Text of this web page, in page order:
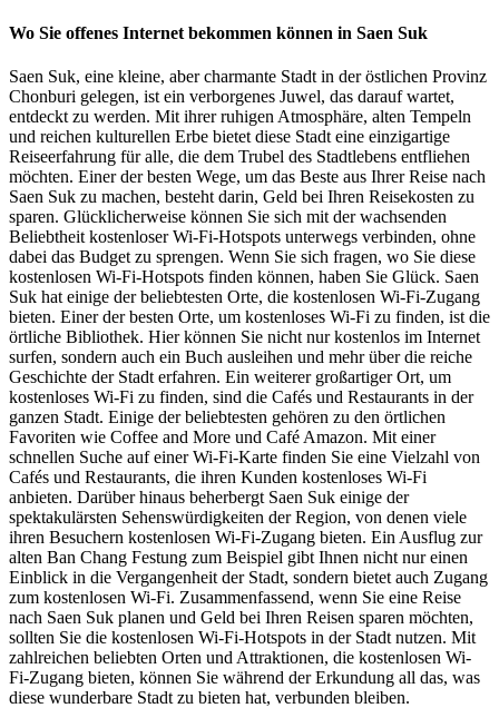
Wo Sie offenes Internet bekommen können in Saen Suk
Saen Suk, eine kleine, aber charmante Stadt in der östlichen Provinz
Chonburi gelegen, ist ein verborgenes Juwel, das darauf wartet,
entdeckt zu werden. Mit ihrer ruhigen Atmosphäre, alten Tempeln
und reichen kulturellen Erbe bietet diese Stadt eine einzigartige
Reiseerfahrung für alle, die dem Trubel des Stadtlebens entfliehen
möchten. Einer der besten Wege, um das Beste aus Ihrer Reise nach
Saen Suk zu machen, besteht darin, Geld bei Ihren Reisekosten zu
sparen. Glücklicherweise können Sie sich mit der wachsenden
Beliebtheit kostenloser Wi-Fi-Hotspots unterwegs verbinden, ohne
dabei das Budget zu sprengen. Wenn Sie sich fragen, wo Sie diese
kostenlosen Wi-Fi-Hotspots finden können, haben Sie Glück. Saen
Suk hat einige der beliebtesten Orte, die kostenlosen Wi-Fi-Zugang
bieten. Einer der besten Orte, um kostenloses Wi-Fi zu finden, ist die
örtliche Bibliothek. Hier können Sie nicht nur kostenlos im Internet
surfen, sondern auch ein Buch ausleihen und mehr über die reiche
Geschichte der Stadt erfahren. Ein weiterer großartiger Ort, um
kostenloses Wi-Fi zu finden, sind die Cafés und Restaurants in der
ganzen Stadt. Einige der beliebtesten gehören zu den örtlichen
Favoriten wie Coffee and More und Café Amazon. Mit einer
schnellen Suche auf einer Wi-Fi-Karte finden Sie eine Vielzahl von
Cafés und Restaurants, die ihren Kunden kostenloses Wi-Fi
anbieten. Darüber hinaus beherbergt Saen Suk einige der
spektakulärsten Sehenswürdigkeiten der Region, von denen viele
ihren Besuchern kostenlosen Wi-Fi-Zugang bieten. Ein Ausflug zur
alten Ban Chang Festung zum Beispiel gibt Ihnen nicht nur einen
Einblick in die Vergangenheit der Stadt, sondern bietet auch Zugang
zum kostenlosen Wi-Fi. Zusammenfassend, wenn Sie eine Reise
nach Saen Suk planen und Geld bei Ihren Reisen sparen möchten,
sollten Sie die kostenlosen Wi-Fi-Hotspots in der Stadt nutzen. Mit
zahlreichen beliebten Orten und Attraktionen, die kostenlosen Wi-
Fi-Zugang bieten, können Sie während der Erkundung all das, was
diese wunderbare Stadt zu bieten hat, verbunden bleiben.